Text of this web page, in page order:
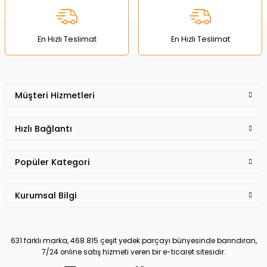
Ürün fiyatı diğer sitelerden daha pahalı.
Bu ürüne benzer farklı alternatifler olmalı.
En Hızlı Teslimat En Hızlı Teslimat
631 farklı marka, 468.815 çeşit yedek parçayı bünyesinde barındıran,
7/24 online satış hizmeti veren bir e-ticaret sitesidir.
Müşteri Hizmetleri
Hızlı Bağlantı
Popüler Kategori
Kurumsal Bilgi